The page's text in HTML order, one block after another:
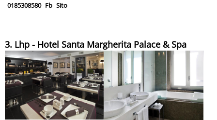
0185308580 Fb Sito
3. Lhp - Hotel Santa Margherita Palace & Spa